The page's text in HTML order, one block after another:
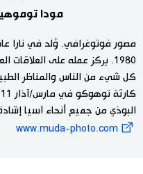
مودا
1980. يركز عمله على
كل شيء من الناس والمناظر
البوذي من جميع أنحاء آسيا
www.muda-photo.com